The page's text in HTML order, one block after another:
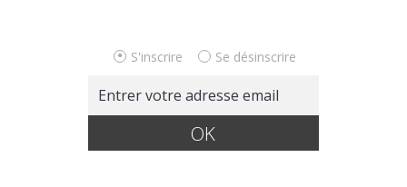
S'inscrire Se désinscrire